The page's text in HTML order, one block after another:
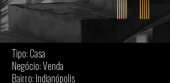
Tipo: Casa
Negócio: Venda
Bairro: Indianópolis